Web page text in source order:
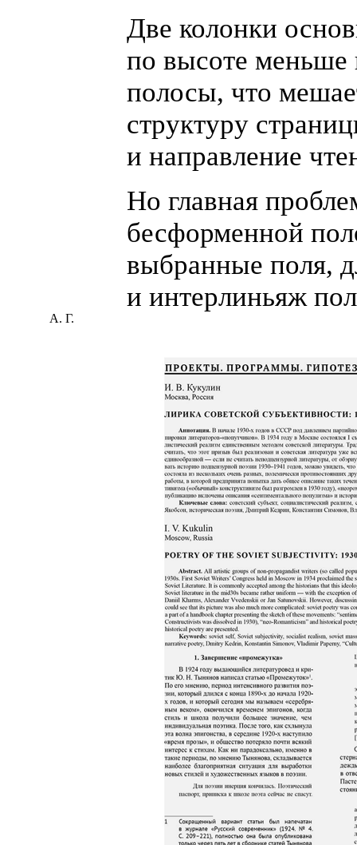
А. Г.
Две колонки
по высоте
полосы, что
структуру
и направление
Но главная
бесформенной
выбранные поля,
и интерлиньяж